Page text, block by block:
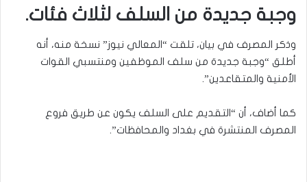
وجبة جديدة من السلف لثلاث فئات.
وذكر المصرف في بيان، تلقت “المعالي نيوز” نسخة منه، أنه
أطلق “وجبة جديدة من سلف الموظفين ومنتسبي القوات
الأمنية والمتقاعدين”.
كما أضاف، أن “التقديم على السلف يكون عن طريق فروع
المصرف المنتشرة في بغداد والمحافظات”.